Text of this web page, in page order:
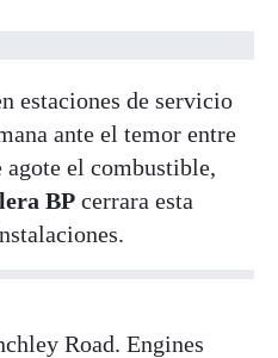
estaciones de servicio
ante el temor entre
agote el combustible,
BP cerrara esta
Road. Engines